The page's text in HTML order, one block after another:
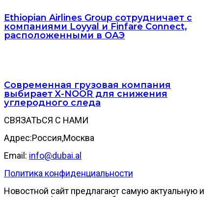
Ethiopian Airlines Group сотрудничает с
компаниями Loyyal и Finfare Connect,
расположенными в ОАЭ
Современная грузовая компания
выбирает X-NOOR для снижения
углеродного следа
СВЯЗАТЬСЯ С НАМИ
Адрес:Россия,Москва
Email: info@dubai.al
Политика конфиденциальности
Новостной сайт предлагают самую актуальную и